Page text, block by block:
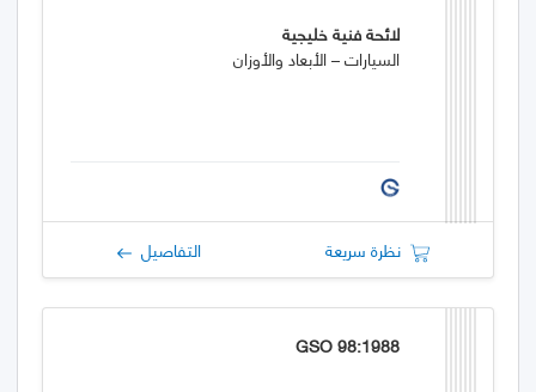
لائحة فنية خليجية
السيارات – الأبعاد والأوزان
نظرة سريعة التفاصيل
GSO 98:1988